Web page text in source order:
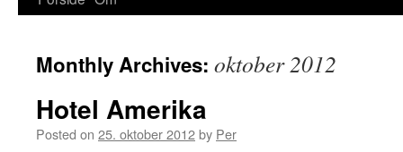
Monthly Archives: oktober 2012
Hotel Amerika
Posted on 25. oktober 2012by Per